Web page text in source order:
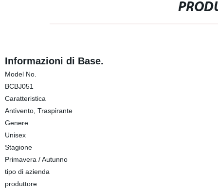
Informazioni di Base.
Model No.
BCBJ051
Caratteristica
Antivento, Traspirante
Genere
Unisex
Stagione
Primavera / Autunno
tipo di azienda
produttore